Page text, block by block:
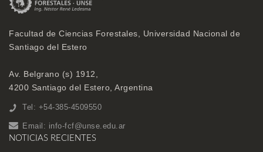
Facultad de Ciencias Forestales, Universidad Nacional de
Santiago del Estero
Av. Belgrano (s) 1912,
4200 Santiago del Estero, Argentina
Tel: +54-385-4509550
Email: info-fcf@unse.edu.ar
NOTICIAS RECIENTES